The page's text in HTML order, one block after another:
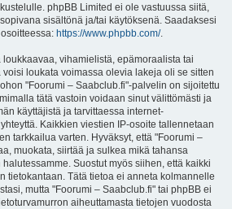
phpBB Limited ei ole vastuussa siitä,
sisältönä ja/tai käytöksenä. Saadaksesi
https://www.phpbb.com/.
vihamielistä, epämoraalista tai
loukata voimassa olevia lakeja oli se sitten
"Foorumi – Saabclub.fi"-palvelin on sijoitettu
tätä vastoin voidaan sinut välittömästi ja
käyttäjistä ja tarvittaessa internet-
Kaikkien viestien IP-osoite tallennetaan
tarkkailua varten. Hyväksyt, että "Foorumi –
muokata, siirtää ja sulkea mikä tahansa
Suostut myös siihen, että kaikki
tietokantaan. Tätä tietoa ei anneta kolmannelle
mutta "Foorumi – Saabclub.fi" tai phpBB ei
aiheuttamasta tietojen vuodosta